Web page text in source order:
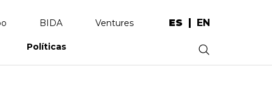
BIDA Ventures ES EN
Políticas .